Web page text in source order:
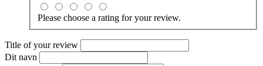
Please choose a rating for your review.
Title of your review
Dit navn